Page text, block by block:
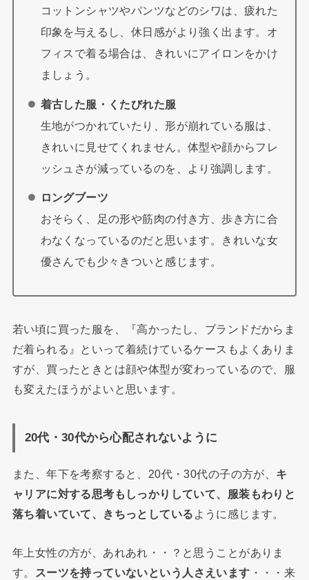
コットンシャツやパンツなどのシワは、疲れた
印象を与えるし、休日感がより強く出ます。オ
フィスで着る場合は、きれいにアイロンをかけ
ましょう。
着古した服・くたびれた服
生地がつかれていたり、形が崩れている服は、
きれいに見せてくれません。体型や顔からフレ
ッシュさが減っているのを、より強調します。
ロングブーツ
おそらく、足の形や筋肉の付き方、歩き方に合
わなくなっているのだと思います。きれいな女
優さんでも少々きついと感じます。
若い頃に買った服を、『高かったし、ブランドだからま
だ着られる』といって着続けているケースもよくありま
すが、 買ったときとは顔や体型が変わっているので、服
も変えたほうがよいと思います。
20代・30代から心配されないように
また、年下を考察すると、20代・30代の子の方が、 キ
ャリアに対する思考もしっかりしていて、服装もわりと
落ち着いていて、きちっとしている ように感じます。
年上女性の方が、あれあれ・・？と思うことがありま
す。
スーツを持っていないという人さえいます ・・・来